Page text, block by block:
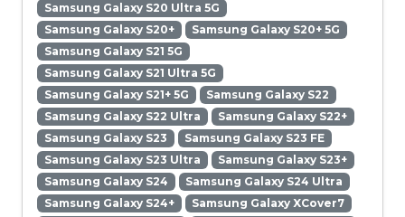
Samsung Galaxy S20 Ultra 5G
Samsung Galaxy S20+
Samsung Galaxy S20+ 5G
Samsung Galaxy S21 5G
Samsung Galaxy S21 Ultra 5G
Samsung Galaxy S21+ 5G
Samsung Galaxy S22
Samsung Galaxy S22 Ultra
Samsung Galaxy S22+
Samsung Galaxy S23
Samsung Galaxy S23 FE
Samsung Galaxy S23 Ultra
Samsung Galaxy S23+
Samsung Galaxy S24
Samsung Galaxy S24 Ultra
Samsung Galaxy S24+
Samsung Galaxy XCover7